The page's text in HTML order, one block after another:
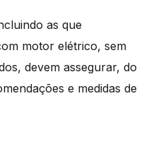
as que
motor elétrico, sem
devem assegurar, do
e medidas de